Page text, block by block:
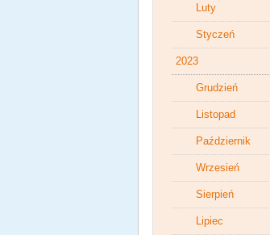
Luty
Styczeń
2023
Grudzień
Listopad
Październik
Wrzesień
Sierpień
Lipiec